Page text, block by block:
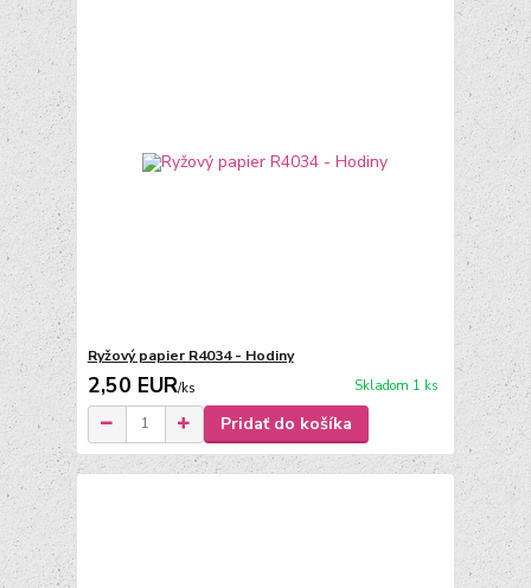
Ryžový papier R4034 - Hodiny
2,50 EUR/ks Skladom 1 ks
Pridať do košíka